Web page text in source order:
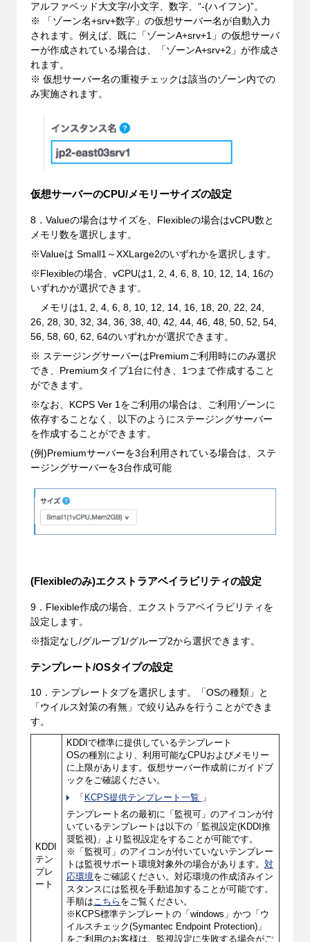
アルファベッド大文字/小文字、数字、“-(ハイフン)”。
※ 「ゾーン名+srv+数字」の仮想サーバー名が自動入力
されます。例えば、既に「ゾーンA+srv+1」の仮想サーバ
ーが作成されている場合は、「ゾーンA+srv+2」が作成さ
れます。
※ 仮想サーバー名の重複チェックは該当のゾーン内での
み実施されます。
仮想サーバーのCPU/メモリーサイズの設定
8．Valueの場合はサイズを、Flexibleの場合はvCPU数と
メモリ数を選択します。
※Valueは Small1～XXLarge2のいずれかを選択します。
※Flexibleの場合、vCPUは1, 2, 4, 6, 8, 10, 12, 14, 16の
いずれかが選択できます。
メモリは1, 2, 4, 6, 8, 10, 12, 14, 16, 18, 20, 22, 24,
26, 28, 30, 32, 34, 36, 38, 40, 42, 44, 46, 48, 50, 52, 54,
56, 58, 60, 62, 64のいずれかが選択できます。
※ ステージングサーバーはPremiumご利用時にのみ選択
でき、Premiumタイプ1台に付き、1つまで作成すること
ができます。
※なお、KCPS Ver 1をご利用の場合は、ご利用ゾーンに
依存することなく、以下のようにステージングサーバー
を作成することができます。
(例)Premiumサーバーを3台利用されている場合は、ステ
ージングサーバーを3台作成可能
(Flexibleのみ)エクストラアベイラビリティの設定
9．Flexible作成の場合、エクストラアベイラビリティを
設定します。
※指定なし/グループ1/グループ2から選択できます。
テンプレート/OSタイプの設定
10．テンプレートタブを選択します。「OSの種類」と
「ウイルス対策の有無」で絞り込みを行うことができま
す。
KDDI
テン
プレ
ート
KDDIで標準に提供しているテンプレート
OSの種別により、利用可能なCPUおよびメモリー
に上限があります。仮想サーバー作成前にガイドブ
ックをご確認ください。
「 KCPS提供テンプレート一覧
」
テンプレート名の最初に「監視可」のアイコンが付
いているテンプレートは以下の「監視設定(KDDI推
奨監視)」より監視設定をすることが可能です。
※「監視可」のアイコンが付いていないテンプレー
トは監視サポート環境対象外の場合があります。対
応環境をご確認ください。対応環境の作成済みイン
スタンスには監視を手動追加することが可能です。
手順はこちら をご覧ください。
※KCPS標準テンプレートの「windows」かつ「ウ
イルスチェック(Symantec Endpoint Protection)」
をご利用のお客様は、監視設定に失敗する場合がご